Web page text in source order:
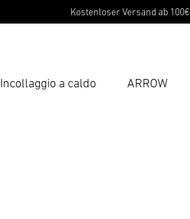
Kostenloser Versand ab 100€
Incollaggio a caldo ARROW